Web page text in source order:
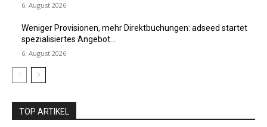
6. August 2026
Weniger Provisionen, mehr Direktbuchungen: adseed startet
spezialisiertes Angebot...
6. August 2026
TOP ARTIKEL